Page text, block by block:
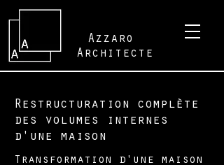
Architecte
Azzaro
Restructuration complète
des volumes internes
d'une maison
Transformation d'une maison